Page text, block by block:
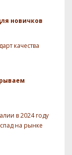
новичков
качества
в 2024 году
на рынке